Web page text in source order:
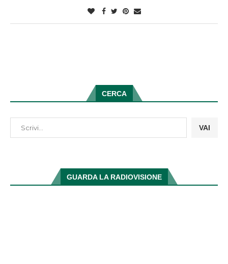
CERCA
VAI
GUARDA LA RADIOVISIONE